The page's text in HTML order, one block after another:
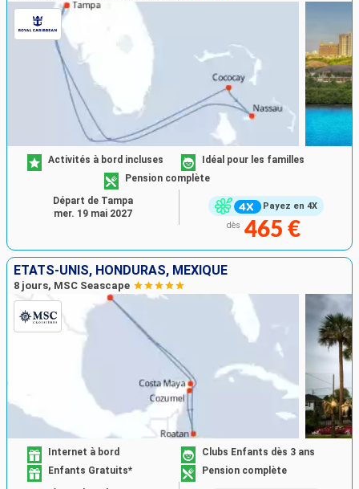
Payez en 4X
Activités à bord incluses
Idéal pour les familles
Pension complète
dès 465 €
Départ de Tampa
mer. 19 mai 2027
ÉTATS-UNIS, HONDURAS, MEXIQUE
8 jours, MSC Seascape
Internet à bord
Clubs Enfants dès 3 ans
Enfants Gratuits*
Pension complète